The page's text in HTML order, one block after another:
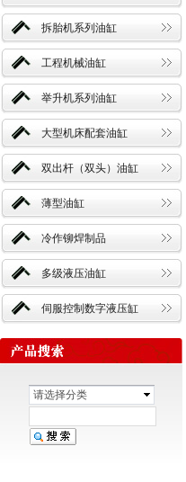
拆胎机系列油缸
工程机械油缸
举升机系列油缸
大型机床配套油缸
双出杆（双头）油缸
薄型油缸
冷作铆焊制品
多级液压油缸
伺服控制数字液压缸
请选择分类